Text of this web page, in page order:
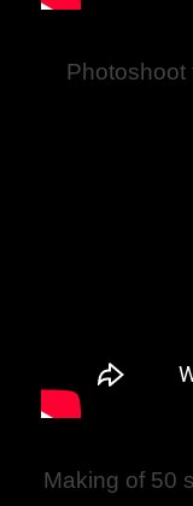
Photoshoot
Making of 50